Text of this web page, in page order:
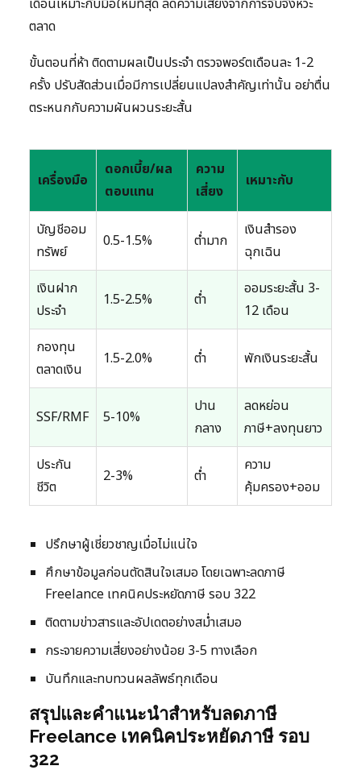
เดือนเหมาะกับมือใหม่ที่สุด ลดความเสี่ยงจากการจับจังหวะ
ตลาด
ขั้นตอนที่ห้า ติดตามผลเป็นประจำ ตรวจพอร์ตเดือนละ 1-2
ครั้ง ปรับสัดส่วนเมื่อมีการเปลี่ยนแปลงสำคัญเท่านั้น อย่าตื่น
ตระหนกกับความผันผวนระยะสั้น
เครื่องมือ
ดอกเบี้ย/ผล
ตอบแทน
ความ
เสี่ยง
เหมาะกับ
บัญชีออม
ทรัพย์
0.5-1.5% ต่ำมาก
เงินสำรอง
ฉุกเฉิน
เงินฝาก
ประจำ
1.5-2.5% ต่ำ
ออมระยะสั้น 3-
12 เดือน
กองทุน
ตลาดเงิน
1.5-2.0% ต่ำ พักเงินระยะสั้น
SSF/RMF 5-10%
ปาน
กลาง
ลดหย่อน
ภาษี+ลงทุนยาว
ประกัน
ชีวิต
2-3% ต่ำ
ความ
คุ้มครอง+ออม
ปรึกษาผู้เชี่ยวชาญเมื่อไม่แน่ใจ
ศึกษาข้อมูลก่อนตัดสินใจเสมอ โดยเฉพาะลดภาษี
Freelance เทคนิคประหยัดภาษี รอบ 322
ติดตามข่าวสารและอัปเดตอย่างสม่ำเสมอ
กระจายความเสี่ยงอย่างน้อย 3-5 ทางเลือก
บันทึกและทบทวนผลลัพธ์ทุกเดือน
สรุปและคำแนะนำสำหรับลดภาษี
Freelance เทคนิคประหยัดภาษี รอบ
322